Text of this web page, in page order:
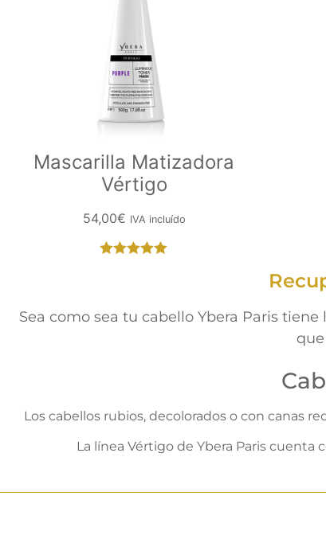
Mascarilla Matizadora
Vértigo
54,00€ IVA incluído
Sea como sea tu cabello Ybera Paris
Los cabellos rubios, decolorados o con canas
La línea Vértigo de Ybera Paris